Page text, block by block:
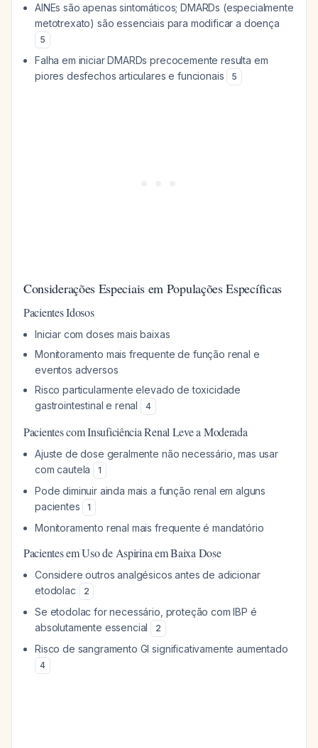
AINEs são apenas sintomáticos; DMARDs (especialmente
metotrexato) são essenciais para modificar a doença
5
Falha em iniciar DMARDs precocemente resulta em
piores desfechos articulares e funcionais
5
Considerações Especiais em Populações Específicas
Pacientes Idosos
Iniciar com doses mais baixas
Monitoramento mais frequente de função renal e
eventos adversos
Risco particularmente elevado de toxicidade
gastrointestinal e renal
4
Pacientes com Insuficiência Renal Leve a Moderada
Ajuste de dose geralmente não necessário, mas usar
com cautela
1
Pode diminuir ainda mais a função renal em alguns
pacientes
1
Monitoramento renal mais frequente é mandatório
Pacientes em Uso de Aspirina em Baixa Dose
Considere outros analgésicos antes de adicionar
etodolac
2
Se etodolac for necessário, proteção com IBP é
absolutamente essencial
2
Risco de sangramento GI significativamente aumentado
4